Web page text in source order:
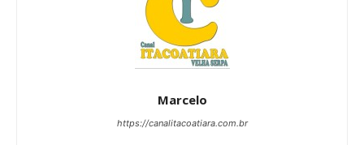
Marcelo
https://canalitacoatiara.com.br